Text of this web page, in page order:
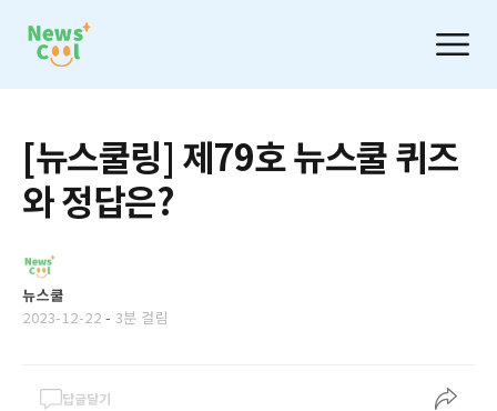
[뉴스쿨링] 제79호 뉴스쿨 퀴즈
와 정답은?
뉴스쿨
2023-12-22 - 3분 걸림
답글달기